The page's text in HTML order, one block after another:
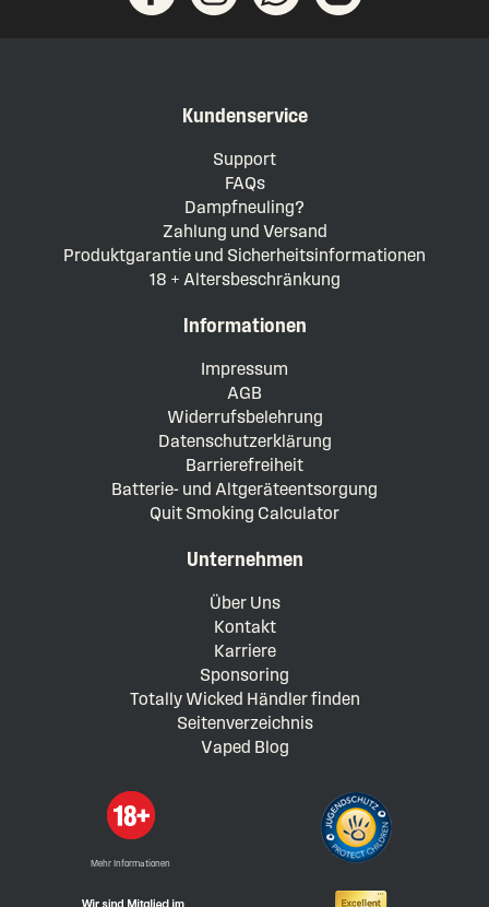
Kundenservice
Support
FAQs
Dampfneuling?
Zahlung und Versand
Produktgarantie und Sicherheitsinformationen
18 + Altersbeschränkung
Informationen
Impressum
AGB
Widerrufsbelehrung
Datenschutzerklärung
Barrierefreiheit
Batterie- und Altgeräteentsorgung
Quit Smoking Calculator
Unternehmen
Über Uns
Kontakt
Karriere
Sponsoring
Totally Wicked Händler finden
Seitenverzeichnis
Vaped Blog
Mehr Informationen